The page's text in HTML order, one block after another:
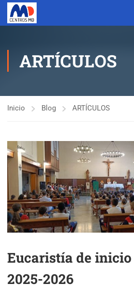
ARTÍCULOS
Inicio Blog ARTÍCULOS
Eucaristía de inicio
2025-2026